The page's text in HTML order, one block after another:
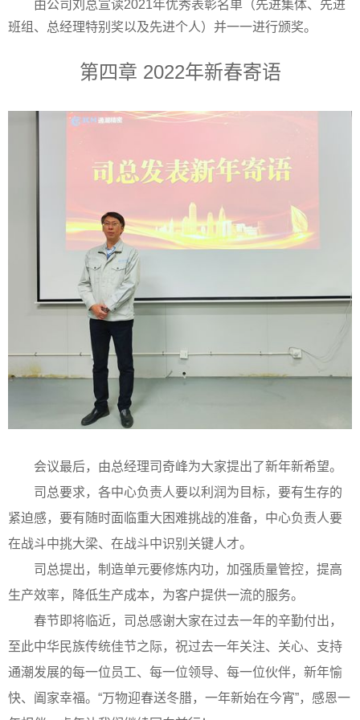
由公司刘总宣读2021年优秀表彰名单（先进集体、先进
班组、总经理特别奖以及先进个人）并一一进行颁奖。
第四章 2022年新春寄语
会议最后，由总经理司奇峰为大家提出了新年新希望。
司总要求，各中心负责人要以利润为目标，要有生存的
紧迫感，要有随时面临重大困难挑战的准备，中心负责人要
在战斗中挑大梁、在战斗中识别关键人才。
司总提出，制造单元要修炼内功，加强质量管控，提高
生产效率，降低生产成本，为客户提供一流的服务。
春节即将临近，司总感谢大家在过去一年的辛勤付出，
至此中华民族传统佳节之际，祝过去一年关注、关心、支持
通潮发展的每一位员工、每一位领导、每一位伙伴，新年愉
快、阖家幸福。“万物迎春送冬腊，一年新始在今宵”，感恩一